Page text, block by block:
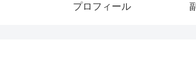
プロフィール